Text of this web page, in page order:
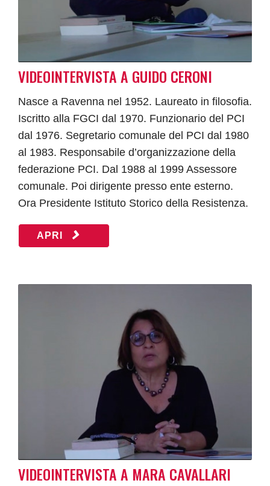
VIDEOINTERVISTA A GUIDO CERONI
Nasce a Ravenna nel 1952. Laureato in filosofia.
Iscritto alla FGCI dal 1970. Funzionario del PCI
dal 1976. Segretario comunale del PCI dal 1980
al 1983. Responsabile d’organizzazione della
federazione PCI. Dal 1988 al 1999 Assessore
comunale. Poi dirigente presso ente esterno.
Ora Presidente Istituto Storico della Resistenza.
APRI
VIDEOINTERVISTA A MARA CAVALLARI